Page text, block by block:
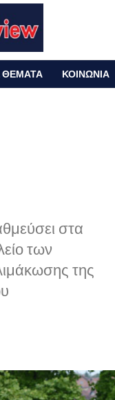
ΘΕΜΑΤΑ ΚΟΙΝΩΝΙΑ
στα
των
της